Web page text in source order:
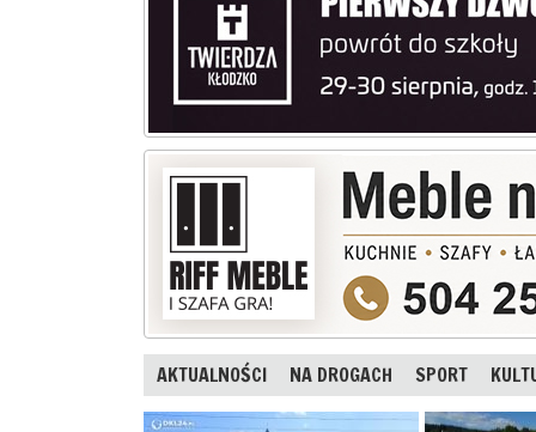
AKTUALNOŚCI NA DROGACH SPORT